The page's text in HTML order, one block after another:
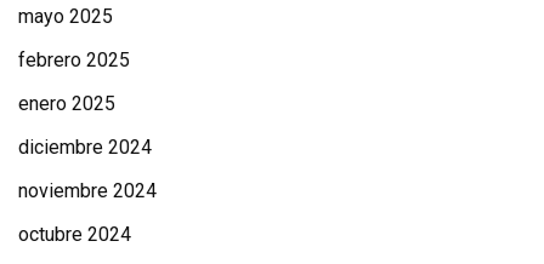
mayo 2025
febrero 2025
enero 2025
diciembre 2024
noviembre 2024
octubre 2024